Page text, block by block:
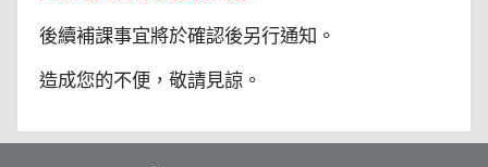
後續補課事宜將於確認後另行通知。
造成您的不便，敬請見諒。